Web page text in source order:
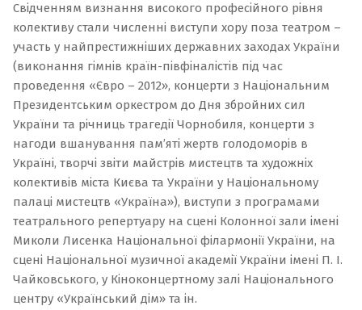
Свідченням визнання високого професійного рівня
колективу стали численні виступи хору поза театром –
участь у найпрестижніших державних заходах України
(виконання гімнів країн-півфіналістів під час
проведення «Євро – 2012», концерти з Національним
Президентським оркестром до Дня збройних сил
України та річниць трагедії Чорнобиля, концерти з
нагоди вшанування пам’яті жертв голодоморів в
Україні, творчі звіти майстрів мистецтв та художніх
колективів міста Києва та України у Національному
палаці мистецтв «Україна»), виступи з програмами
театрального репертуару на сцені Колонної зали імені
Миколи Лисенка Національної філармонії України, на
сцені Національної музичної академії України імені П. І.
Чайковського, у Кіноконцертному залі Національного
центру «Український дім» та ін.